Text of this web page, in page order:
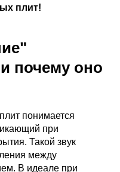
плит!
почему оно
понимается
при
Такой звук
между
В идеале при